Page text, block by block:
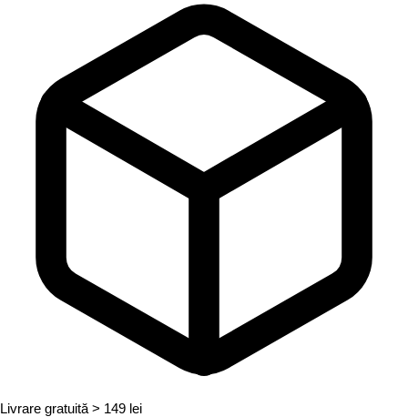
Livrare gratuită > 149 lei